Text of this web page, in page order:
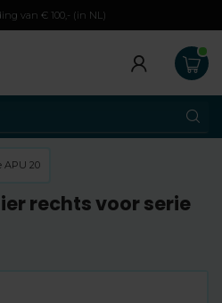
van € 100,- (in NL)
APU 20
rechts voor serie